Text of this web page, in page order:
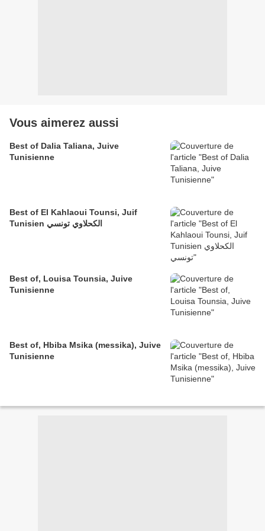
Vous aimerez aussi
Best of Dalia Taliana, Juive
Tunisienne
Best of El Kahlaoui Tounsi, Juif
Tunisien الكحلاوي تونسي
Best of, Louisa Tounsia, Juive
Tunisienne
Best of, Hbiba Msika (messika), Juive
Tunisienne